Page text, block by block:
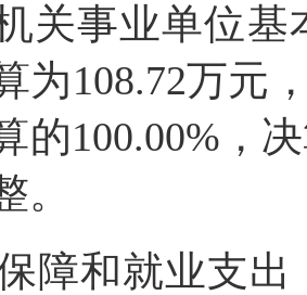
机关事业单位
为108.72万元
的100.00%，
。
障和就业支